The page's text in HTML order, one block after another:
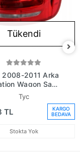
Tükendi
2008-2011 Arka
Wagon Sağ
8K9945096)
Tyc
TL
KARGO
BEDAVA
Stokta Yok